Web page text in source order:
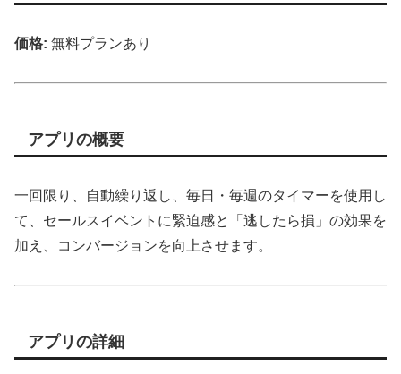
価格: 無料プランあり
アプリの概要
一回限り、自動繰り返し、毎日・毎週のタイマーを使用し
て、セールスイベントに緊迫感と「逃したら損」の効果を
加え、コンバージョンを向上させます。
アプリの詳細